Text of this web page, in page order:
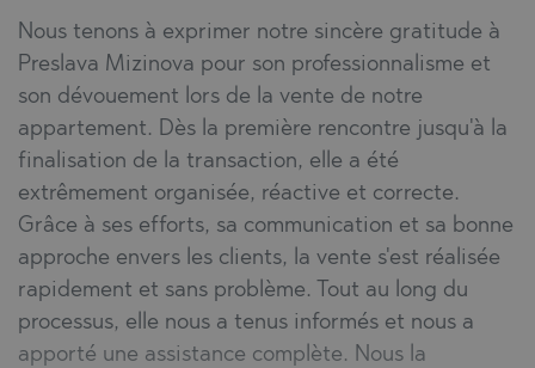
Nous tenons à exprimer notre sincère gratitude à
Preslava Mizinova pour son professionnalisme et
son dévouement lors de la vente de notre
appartement. Dès la première rencontre jusqu'à la
finalisation de la transaction, elle a été
extrêmement organisée, réactive et correcte.
Grâce à ses efforts, sa communication et sa bonne
approche envers les clients, la vente s'est réalisée
rapidement et sans problème. Tout au long du
processus, elle nous a tenus informés et nous a
apporté une assistance complète. Nous la